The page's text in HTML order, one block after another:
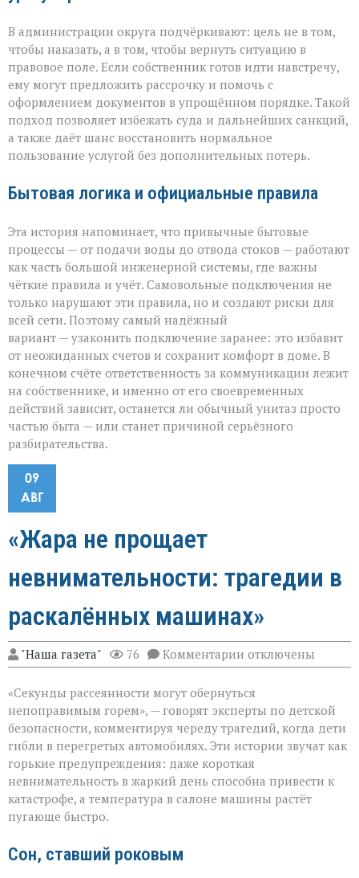
В администрации округа подчёркивают: цель не в том,
чтобы наказать, а в том, чтобы вернуть ситуацию в
правовое поле. Если собственник готов идти навстречу,
ему могут предложить рассрочку и помочь с
оформлением документов в упрощённом порядке. Такой
подход позволяет избежать суда и дальнейших санкций,
а также даёт шанс восстановить нормальное
пользование услугой без дополнительных потерь.
Бытовая логика и официальные правила
Эта история напоминает, что привычные бытовые
процессы — от подачи воды до отвода стоков — работают
как часть большой инженерной системы, где важны
чёткие правила и учёт. Самовольные подключения не
только нарушают эти правила, но и создают риски для
всей сети. Поэтому самый надёжный
вариант — узаконить подключение заранее: это избавит
от неожиданных счетов и сохранит комфорт в доме. В
конечном счёте ответственность за коммуникации лежит
на собственнике, и именно от его своевременных
действий зависит, останется ли обычный унитаз просто
частью быта — или станет причиной серьёзного
разбирательства.
09
АВГ
«Жара не прощает
невнимательности: трагедии в
раскалённых машинах»
"Наша газета" 76 Комментарии к
записи
не
прощает
невнимательности:
трагедии
в
раскалённых
машинах»
отключены
«Секунды рассеянности могут обернуться
непоправимым горем», — говорят эксперты по детской
безопасности, комментируя череду трагедий, когда дети
гибли в перегретых автомобилях. Эти истории звучат как
горькие предупреждения: даже короткая
невнимательность в жаркий день способна привести к
катастрофе, а температура в салоне машины растёт
пугающе быстро.
Сон, ставший роковым